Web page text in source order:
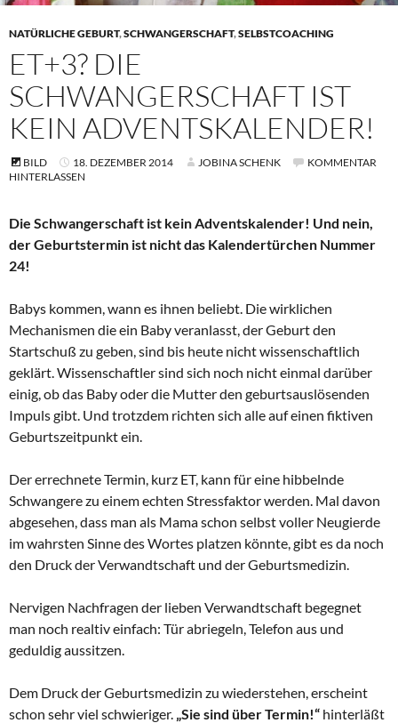
NATÜRLICHE GEBURT,SCHWANGERSCHAFT,SELBSTCOACHING
ET+3? DIE
SCHWANGERSCHAFT IST
KEIN ADVENTSKALENDER!
BILD 18. DEZEMBER 2014 JOBINA SCHENK
KOMMENTAR
HINTERLASSEN
Die Schwangerschaft ist kein Adventskalender! Und nein,
der Geburtstermin ist nicht das Kalendertürchen Nummer
24!
Babys kommen, wann es ihnen beliebt. Die wirklichen
Mechanismen die ein Baby veranlasst, der Geburt den
Startschuß zu geben, sind bis heute nicht wissenschaftlich
geklärt. Wissenschaftler sind sich noch nicht einmal darüber
einig, ob das Baby oder die Mutter den geburtsauslösenden
Impuls gibt. Und trotzdem richten sich alle auf einen fiktiven
Geburtszeitpunkt ein.
Der errechnete Termin, kurz ET, kann für eine hibbelnde
Schwangere zu einem echten Stressfaktor werden. Mal davon
abgesehen, dass man als Mama schon selbst voller Neugierde
im wahrsten Sinne des Wortes platzen könnte, gibt es da noch
den Druck der Verwandtschaft und der Geburtsmedizin.
Nervigen Nachfragen der lieben Verwandtschaft begegnet
man noch realtiv einfach: Tür abriegeln, Telefon aus und
geduldig aussitzen.
Dem Druck der Geburtsmedizin zu wiederstehen, erscheint
schon sehr viel schwieriger. „Sie sind über Termin!“ hinterläßt